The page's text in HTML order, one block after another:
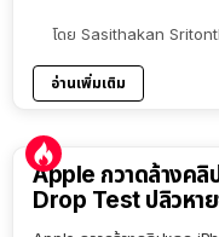
โดย Sasithakan
อ่านเพิ่มเติม
Apple กวาดล้างคลิ
Drop Test ปลิวหาย